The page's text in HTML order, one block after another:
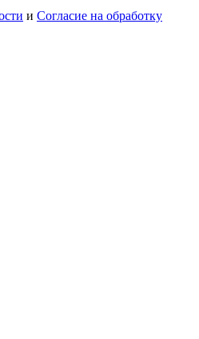
и Согласие на обработку